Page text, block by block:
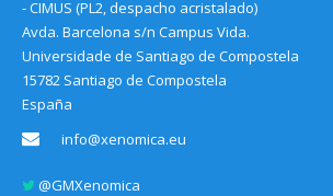
- CIMUS (PL2, despacho acristalado)
Avda. Barcelona s/n Campus Vida.
Universidade de Santiago de Compostela
15782 Santiago de Compostela
España
info@xenomica.eu
@GMXenomica